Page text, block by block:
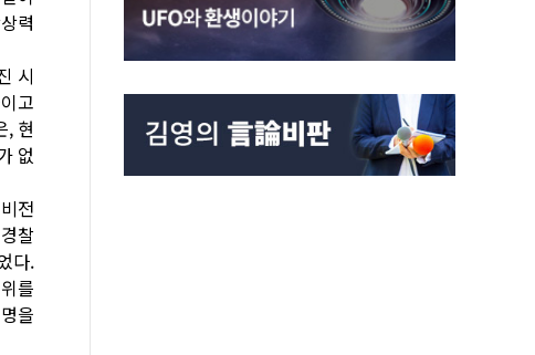
력
시
고
, 현
없
전
찰
다.
를
을